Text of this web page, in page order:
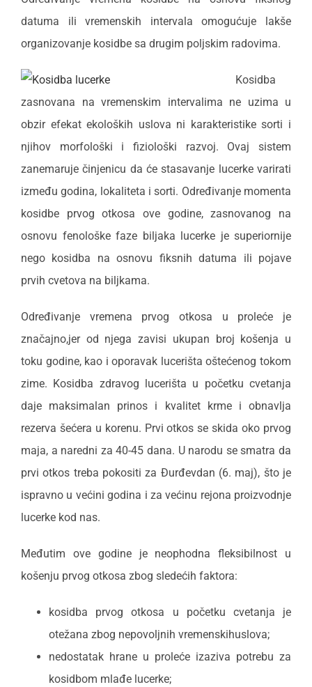
datuma ili vremenskih intervala omogućuje lakše
organizovanje kosidbe sa drugim poljskim radovima.
Kosidba
zasnovana na vremenskim intervalima ne uzima u
obzir efekat ekoloških uslova ni karakteristike sorti i
njihov morfološki i fiziološki razvoj. Ovaj sistem
zanemaruje činjenicu da će stasavanje lucerke varirati
između godina, lokaliteta i sorti. Određivanje momenta
kosidbe prvog otkosa ove godine, zasnovanog na
osnovu fenološke faze biljaka lucerke je superiornije
nego kosidba na osnovu fiksnih datuma ili pojave
prvih cvetova na biljkama.
Određivanje vremena prvog otkosa u proleće je
značajno,jer od njega zavisi ukupan broj košenja u
toku godine, kao i oporavak lucerišta oštećenog tokom
zime. Kosidba zdravog lucerišta u početku cvetanja
daje maksimalan prinos i kvalitet krme i obnavlja
rezerva šećera u korenu. Prvi otkos se skida oko prvog
maja, a naredni za 40-45 dana. U narodu se smatra da
prvi otkos treba pokositi za Đurđevdan (6. maj), što je
ispravno u većini godina i za većinu rejona proizvodnje
lucerke kod nas.
Međutim ove godine je neophodna fleksibilnost u
košenju prvog otkosa zbog sledećih faktora:
kosidba prvog otkosa u početku cvetanja je
otežana zbog nepovoljnih vremenskihuslova;
nedostatak hrane u proleće izaziva potrebu za
kosidbom mlađe lucerke;